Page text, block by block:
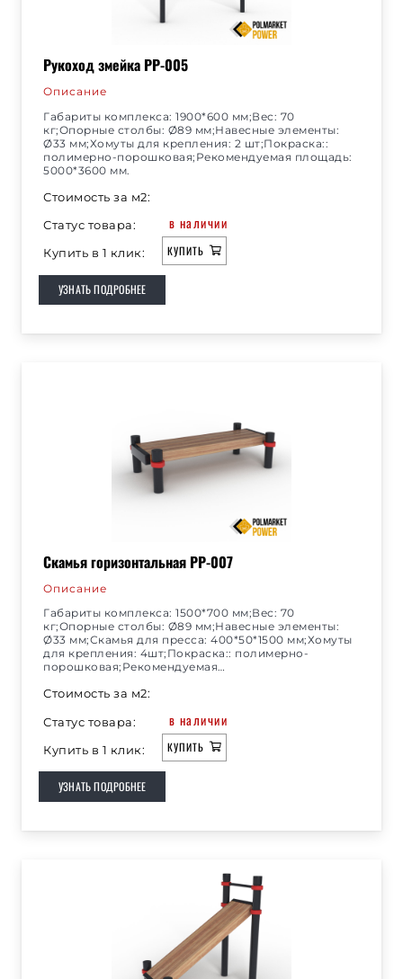
Рукоход змейка РР-005
Описание
Габариты комплекса: 1900*600 мм;Вес: 70
кг;Опорные столбы: Ø89 мм;Навесные элементы:
Ø33 мм;Хомуты для крепления: 2 шт;Покраска::
полимерно-порошковая;Рекомендуемая площадь:
5000*3600 мм.
Стоимость за м2:
Статус товара:
в наличии
Купить в 1 клик: КУПИТЬ
УЗНАТЬ ПОДРОБНЕЕ
Скамья горизонтальная РР-007
Описание
Габариты комплекса: 1500*700 мм;Вес: 70
кг;Опорные столбы: Ø89 мм;Навесные элементы:
Ø33 мм;Скамья для пресса: 400*50*1500 мм;Хомуты
для крепления: 4шт;Покраска:: полимерно-
порошковая;Рекомендуемая…
Стоимость за м2:
Статус товара:
в наличии
Купить в 1 клик: КУПИТЬ
УЗНАТЬ ПОДРОБНЕЕ